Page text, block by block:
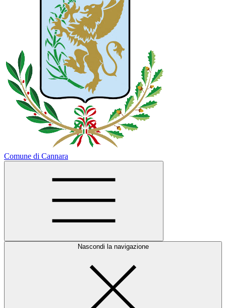
Comune di Cannara
Nascondi la navigazione